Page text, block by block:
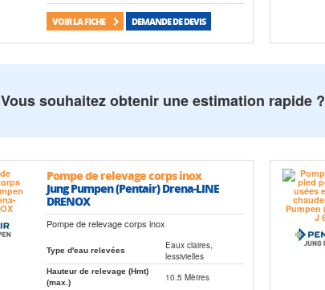
VOIR LA FICHE DEMANDE DE DEVIS
Vous souhaitez obtenir une estimation rapide ?
Pompe de relevage corps inox
Jung Pumpen (Pentair) Drena-LINE
DRENOX
Pompe de relevage corps inox
Type d'eau relevées
Eaux claires,
lessivielles
Hauteur de relevage (Hmt)
(max.)
10.5 Mètres